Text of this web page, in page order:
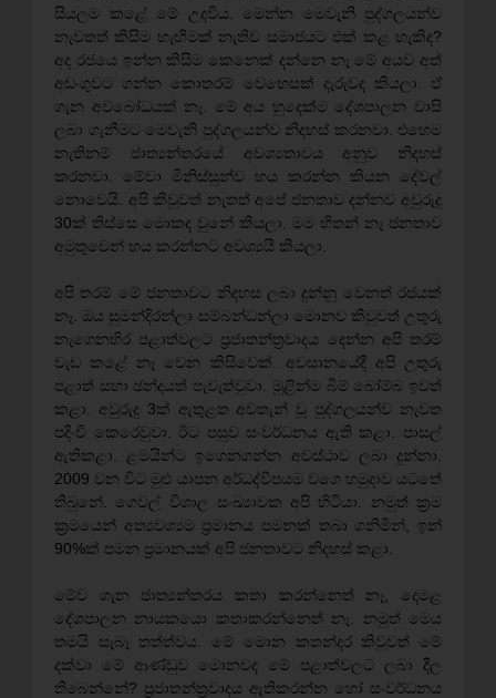
සියලම කළේ මේ උදවිය. මෙන්න මෙවැනි පුද්ගලයන්ව
නැවතත් කිසිම හැඟීමක් නැතිව සමාජයට එක් කළ හැකිද?
අද රජයෙ ඉන්න කිසිම කෙනෙක් දන්නෙ නෑ මේ අයව අත්
අඩංගුවට ගන්න කොතරම් වෙහෙසක් දැරුවද කියලා. ඒ
ගැන අවබෝධයක් නෑ. මේ අය හුදෙක්ම දේශපාලන වාසි
ලබා ගැනීමට මෙවැනි පුද්ගලයන්ව නිදහස් කරනවා. එහෙම
නැතිනම් ජාත්‍යන්තරයේ අවශ්‍යතාවය අනුව නිදහස්
කරනවා. මේවා මිනිස්සුන්ව භය කරන්න කියන දේවල්
නොවෙයි. අපි කිවුවත් නැතත් අපේ ජනතාව දන්නව අවුරුදු
30ක් තිස්සෙ මොකද වුනේ කියලා. මම හිතන් නෑ ජනතාව
අමුතුවෙන් භය කරන්නට අවශ්‍යයි කියලා.
අපි තරම් මේ ජනතාවට නිදහස ලබා දුන්නු වෙනත් රජයක්
නෑ. ඔය සුමන්දිරන්ලා සම්බන්ධන්ලා මොනව කිවුවත් උතුරු
නැගෙනහිර පළාත්වලට ප්‍රජාතන්ත්‍රවාදය දෙන්න අපි තරම්
වැඩ කළේ නෑ වෙන කිසිවෙක්. අවසානයේදී අපි උතුරු
පළාත් සභා ඡන්දයත් පැවැත්වුවා. මුළින්ම බිම් බෝම්බ ඉවත්
කළා. අවුරුදු 3ක් ඇතුළත අවතැන් වූ පුද්ගලයන්ව නැවත
පදිංචි කෙරෙවුවා. ඊට පසුව සංවර්ධනය ඇති කළා. පාසල්
ඇතිකළා. ළමයින්ට ඉගෙනගන්න අවස්ථාව ලබා දුන්නා.
2009 වන විට මුළු යාපන අර්ධද්වීපයම වගෙ හමුදාව යටතේ
තිබුනේ. ගෙවල් විශාල සංඛ්‍යාවක අපි හිටියා. නමුත් ක්‍රම
ක්‍රමයෙන් අත්‍යවශ්‍යම ප්‍රමානය පමනක් තබා ගනිමින්, ඉන්
90%ක් පමන ප්‍රමානයක් අපි ජනතාවට නිදහස් කළා.
මේව ගැන ජාත්‍යන්තරය කතා කරන්නෙත් නෑ, දෙමළ
දේශපාලන නායකයො කතාකරන්නෙත් නෑ. නමුත් මෙය
තමයි සැබෑ තත්ත්වය. මේ මොන කතන්දර කිවුවත් මේ
දක්වා මේ ආණ්ඩුව මොනවද මේ පළාත්වලට ලබා දීල
තිබෙන්නේ? ප්‍රජාතන්ත්‍රවාදය ඇතිකරන්න හෝ සංවර්ධනය